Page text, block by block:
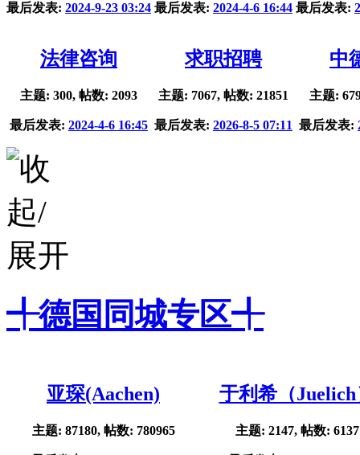
最后发表: 2024-9-23 03:24 最后发表: 2024-4-6 16:44 最后发表:
法律咨询
主题: 300, 帖数: 2093
最后发表: 2024-4-6 16:45
求职招聘
主题: 7067, 帖数: 21851
最后发表: 2026-8-5 07:11
中
主题:
最后发表:
╃德国同城专区╃
亚琛(Aachen)
主题: 87180, 帖数: 780965
于利希（Juelich
主题: 2147, 帖数: 6137